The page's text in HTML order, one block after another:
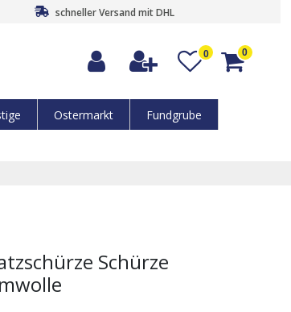
schneller Versand mit DHL
0 0
Ostermarkt
Fundgrube
Schürze